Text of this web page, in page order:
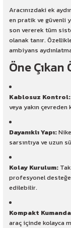
Aracınızdaki ek
en pratik ve güvenli
son vererek tüm
olanak tanır.
ambiyans
Öne
Kablosuz Kontrol:
veya yakın
Dayanıklı Yapı:
sarsıntıya ve uzun
Kolay Kurulum:
profesyonel
edilebilir.
Kompakt Kumanda
araç içinde kolayca